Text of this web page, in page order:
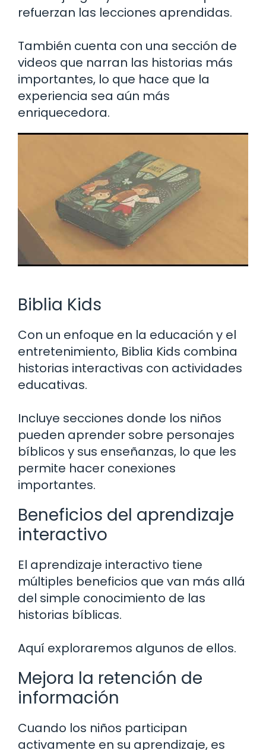
refuerzan las lecciones aprendidas.
También cuenta con una sección de
videos que narran las historias más
importantes, lo que hace que la
experiencia sea aún más
enriquecedora.
Biblia Kids
Con un enfoque en la educación y el
entretenimiento, Biblia Kids combina
historias interactivas con actividades
educativas.
Incluye secciones donde los niños
pueden aprender sobre personajes
bíblicos y sus enseñanzas, lo que les
permite hacer conexiones
importantes.
Beneficios del aprendizaje
interactivo
El aprendizaje interactivo tiene
múltiples beneficios que van más allá
del simple conocimiento de las
historias bíblicas.
Aquí exploraremos algunos de ellos.
Mejora la retención de
información
Cuando los niños participan
activamente en su aprendizaje, es